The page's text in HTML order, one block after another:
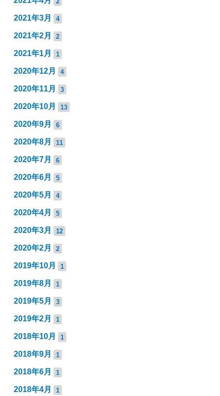
2021年3月 4
2021年2月 2
2021年1月 1
2020年12月 4
2020年11月 3
2020年10月 13
2020年9月 6
2020年8月 11
2020年7月 6
2020年6月 5
2020年5月 4
2020年4月 5
2020年3月 12
2020年2月 2
2019年10月 1
2019年8月 1
2019年5月 3
2019年2月 1
2018年10月 1
2018年9月 1
2018年6月 1
2018年4月 1